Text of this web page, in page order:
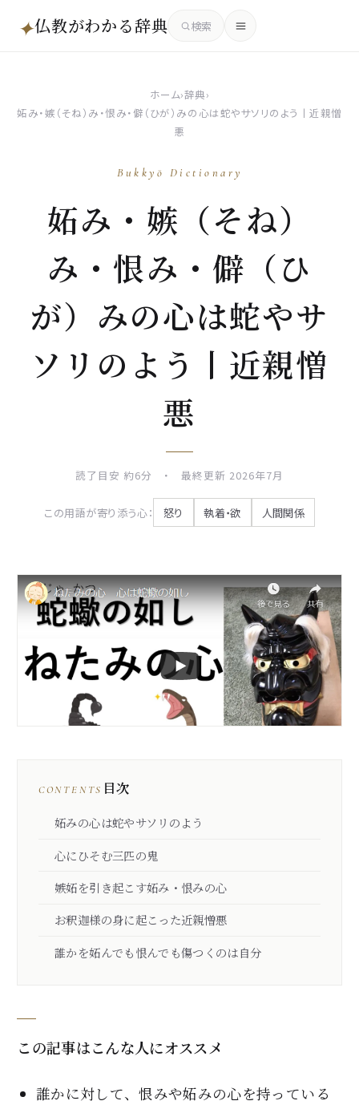
✦仏教がわかる辞典 検索
ホーム›辞典›
妬み・嫉（そね）み・恨み・僻（ひが）みの心は蛇やサソリのよう丨近親憎
悪
Bukkyō Dictionary
妬み・嫉（そね）
み・恨み・僻（ひ
が）みの心は蛇やサ
ソリのよう丨近親憎
悪
読了目安 約6分 ・ 最終更新 2026年7月
この用語が寄り添う心： 怒り 執着・欲 人間関係
CONTENTS 目次
妬みの心は蛇やサソリのよう
心にひそむ三匹の鬼
嫉妬を引き起こす妬み・恨みの心
お釈迦様の身に起こった近親憎悪
誰かを妬んでも恨んでも傷つくのは自分
この記事はこんな人にオススメ
誰かに対して、恨みや妬みの心を持っている